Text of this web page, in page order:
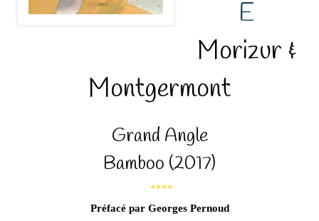
E
Morizur &
Montgermont
Grand Angle
Bamboo (2017)
****
Préfacé par Georges Pernoud